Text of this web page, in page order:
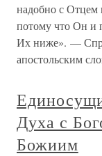
надобно с Отцем
потому что Он и
Их ниже». —
апостольским
Духа с
Божиим